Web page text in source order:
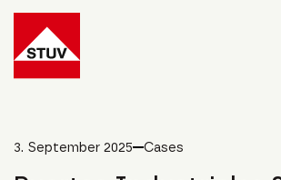
Go To the Homepage
3. September 2025 Cases